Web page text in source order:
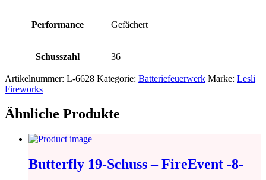
Performance Gefächert
Schusszahl 36
Artikelnummer: L-6628 Kategorie: Batteriefeuerwerk Marke: Lesli
Fireworks
Ähnliche Produkte
Butterfly 19-Schuss – FireEvent -8-